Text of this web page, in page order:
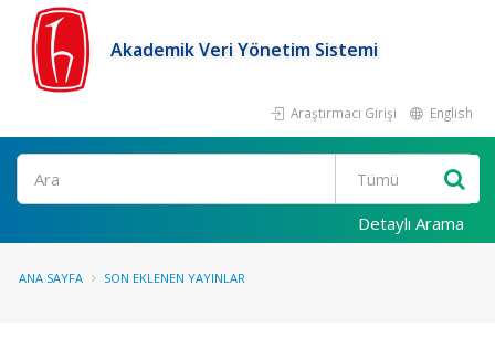
Akademik Veri Yönetim Sistemi
Araştırmacı Girişi English
Ara
Detaylı Arama
ANA SAYFA SON EKLENEN YAYINLAR